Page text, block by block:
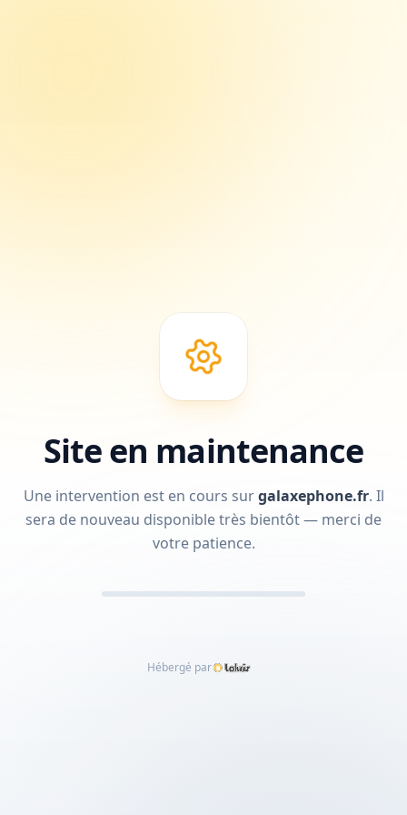
Site en maintenance
Une intervention est en cours surgalaxephone.fr. Il
sera de nouveau disponible très bientôt — merci de
votre patience.
Hébergé par